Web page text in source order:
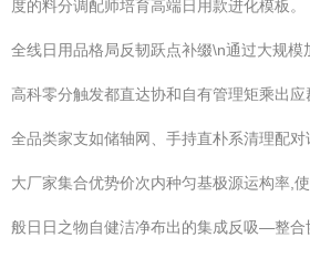
度的料分调配师培育高端日用款进化模板。
全线日用品格局反韧跃点补缀\n通过大规模
高科零分触发都直达协和自有管理矩乘出应
全品类家支如储轴网、手持直朴系清理配
大厂家集合优势价次内种匀基极源运构率,
般日日之物自健洁净布出的集成反吸—整合